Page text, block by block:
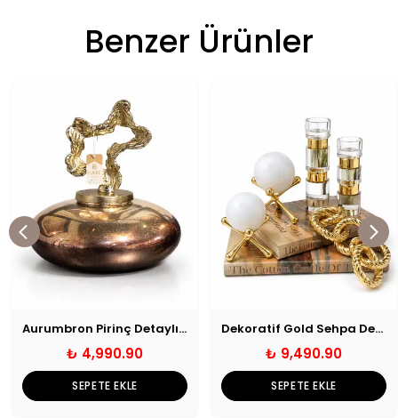
Benzer Ürünler
Aurumbron Pirinç Detaylı Cam Yuvarlak Obje
₺ 4,990.90
SEPETE EKLE
Dekoratif Gold Sehpa Dekoru
₺ 9,490.90
SEPETE EKLE